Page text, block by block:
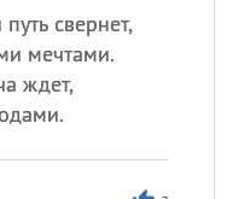
свернет,
мечтами.
ждет,